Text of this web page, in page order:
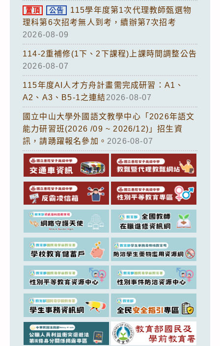
置頂 公告
115學年度第1次代理教師甄選物
理科第6次招考無人到考，續辦第7次招考
2026-08-09
114-2重補修(1下、2下課程)上課時間調整公告
2026-08-07
115年度AI人才方舟計畫需完成研習：A1、
A2、A3、B5-1之連結2026-08-07
國立中山大學外國語文教學中心「2026年語文
能力研習班(2026 /09 ~ 2026/12)」招生資
訊，請踴躍報名參加。 2026-08-07